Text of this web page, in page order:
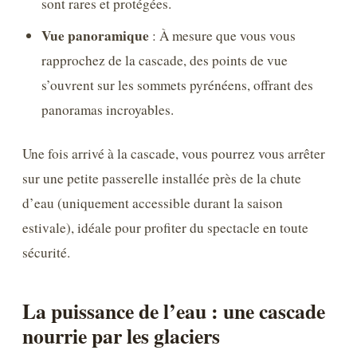
Vue panoramique : À mesure que vous vous
rapprochez de la cascade, des points de vue
s’ouvrent sur les sommets pyrénéens, offrant des
panoramas incroyables.
Une fois arrivé à la cascade, vous pourrez vous arrêter
sur une petite passerelle installée près de la chute
d’eau (uniquement accessible durant la saison
estivale), idéale pour profiter du spectacle en toute
sécurité.
La puissance de l’eau : une cascade
nourrie par les glaciers